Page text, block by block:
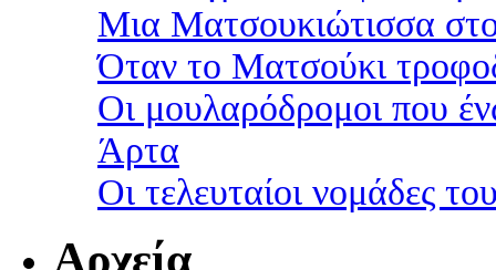
Μια Ματσουκιώτισσα
Όταν το Ματσούκι
Οι μουλαρόδρομοι που
Άρτα
Οι τελευταίοι νομάδες
Αρχεία